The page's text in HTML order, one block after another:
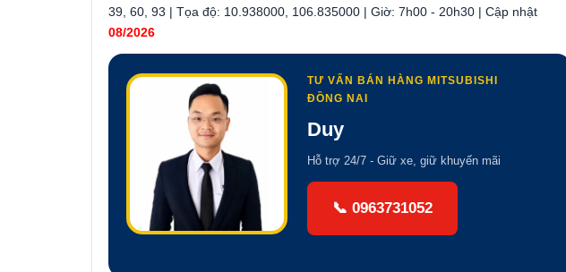
39, 60, 93 | Tọa độ: 10.938000, 106.835000 | Giờ: 7h00 - 20h30 | Cập nhật
08/2026
TƯ VẤN BÁN HÀNG MITSUBISHI
ĐỒNG NAI
Duy
Hỗ trợ 24/7 - Giữ xe, giữ khuyến mãi
📞 0963731052